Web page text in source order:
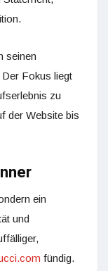
seinen
Fokus liegt
zu
der Website bis
ein
und
fündig.